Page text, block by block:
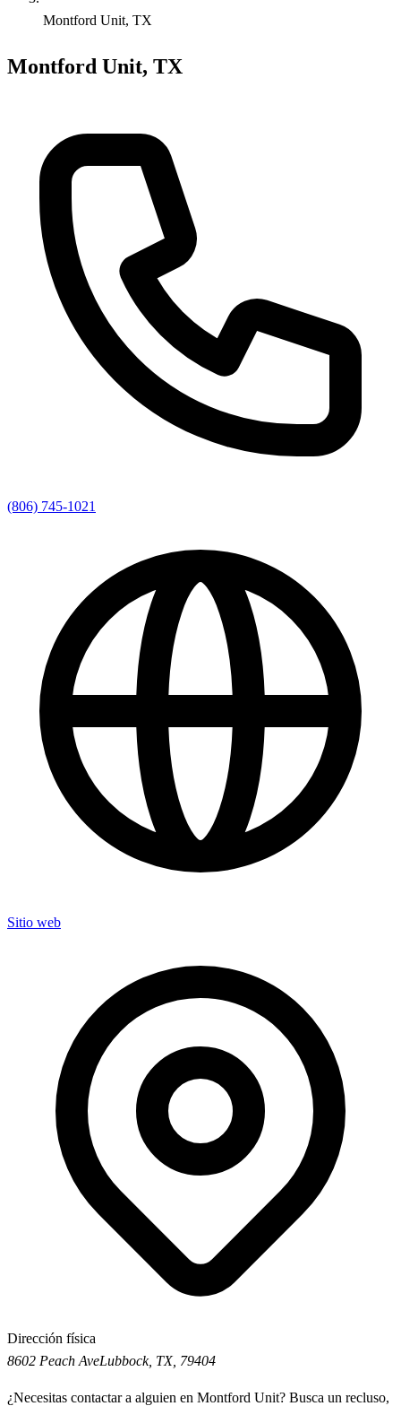
Montford Unit, TX
Montford Unit, TX
(806) 745-1021
Sitio web
Dirección física
8602 Peach AveLubbock, TX, 79404
¿Necesitas contactar a alguien en Montford Unit? Busca un recluso,